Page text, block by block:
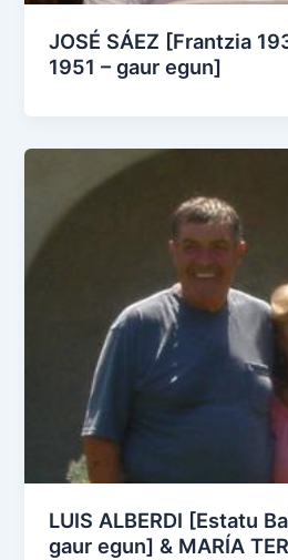
JOSÉ SÁEZ [Frantzia
1951 – gaur egun]
LUIS ALBERDI [Estatu
gaur egun] & MARÍA